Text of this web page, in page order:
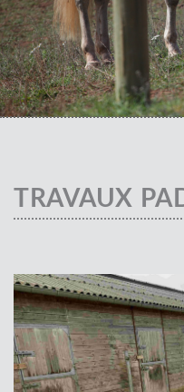
TRAVAUX